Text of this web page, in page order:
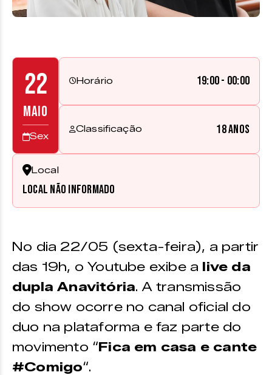
22
MAIO
Sex
Horário 19:00 - 00:00
Classificação 18 anos
Local
Local não informado
No dia 22/05 (sexta-feira), a partir
das 19h, o Youtube exibe a live da
dupla Anavitória. A transmissão
do show ocorre no canal oficial do
duo na plataforma e faz parte do
movimento “Fica em casa e cante
#Comigo“.